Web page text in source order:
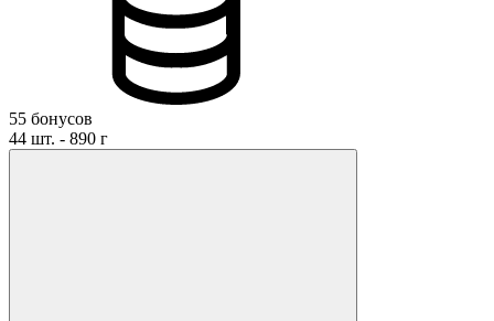
55 бонусов
44 шт. - 890 г